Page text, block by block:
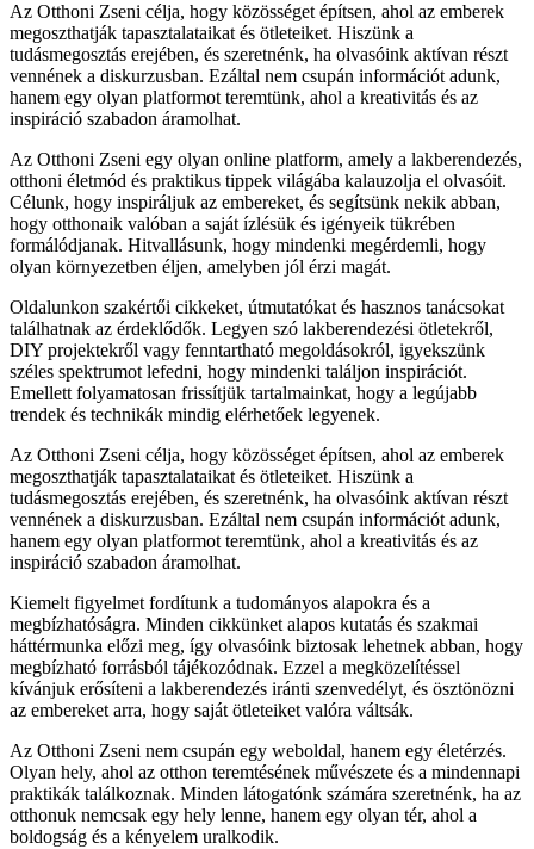
Az Otthoni Zseni célja, hogy közösséget építsen, ahol az emberek
megoszthatják tapasztalataikat és ötleteiket. Hiszünk a
tudásmegosztás erejében, és szeretnénk, ha olvasóink aktívan részt
vennének a diskurzusban. Ezáltal nem csupán információt adunk,
hanem egy olyan platformot teremtünk, ahol a kreativitás és az
inspiráció szabadon áramolhat.
Az Otthoni Zseni egy olyan online platform, amely a lakberendezés,
otthoni életmód és praktikus tippek világába kalauzolja el olvasóit.
Célunk, hogy inspiráljuk az embereket, és segítsünk nekik abban,
hogy otthonaik valóban a saját ízlésük és igényeik tükrében
formálódjanak. Hitvallásunk, hogy mindenki megérdemli, hogy
olyan környezetben éljen, amelyben jól érzi magát.
Oldalunkon szakértői cikkeket, útmutatókat és hasznos tanácsokat
találhatnak az érdeklődők. Legyen szó lakberendezési ötletekről,
DIY projektekről vagy fenntartható megoldásokról, igyekszünk
széles spektrumot lefedni, hogy mindenki találjon inspirációt.
Emellett folyamatosan frissítjük tartalmainkat, hogy a legújabb
trendek és technikák mindig elérhetőek legyenek.
Az Otthoni Zseni célja, hogy közösséget építsen, ahol az emberek
megoszthatják tapasztalataikat és ötleteiket. Hiszünk a
tudásmegosztás erejében, és szeretnénk, ha olvasóink aktívan részt
vennének a diskurzusban. Ezáltal nem csupán információt adunk,
hanem egy olyan platformot teremtünk, ahol a kreativitás és az
inspiráció szabadon áramolhat.
Kiemelt figyelmet fordítunk a tudományos alapokra és a
megbízhatóságra. Minden cikkünket alapos kutatás és szakmai
háttérmunka előzi meg, így olvasóink biztosak lehetnek abban, hogy
megbízható forrásból tájékozódnak. Ezzel a megközelítéssel
kívánjuk erősíteni a lakberendezés iránti szenvedélyt, és ösztönözni
az embereket arra, hogy saját ötleteiket valóra váltsák.
Az Otthoni Zseni nem csupán egy weboldal, hanem egy életérzés.
Olyan hely, ahol az otthon teremtésének művészete és a mindennapi
praktikák találkoznak. Minden látogatónk számára szeretnénk, ha az
otthonuk nemcsak egy hely lenne, hanem egy olyan tér, ahol a
boldogság és a kényelem uralkodik.